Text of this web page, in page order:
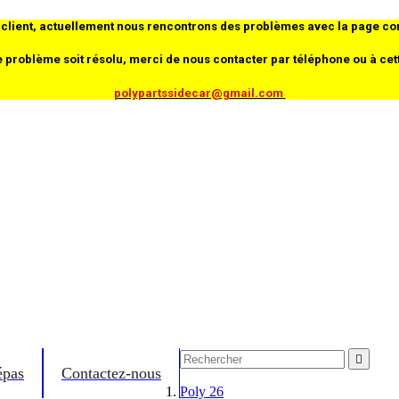
actuellement nous rencontrons des problèmes avec la page
problème soit résolu, merci de nous contacter par téléphone ou à
polypartssidecar@gmail.com
Contactez-nous

Poly 26